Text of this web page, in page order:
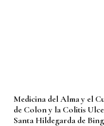
Medicina del Alma y el
de Colon y la Colitis
Santa Hildegarda de